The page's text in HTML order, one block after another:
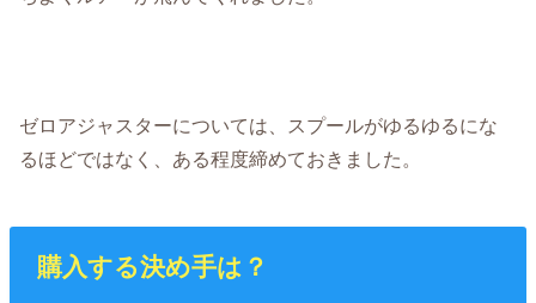
ゼロアジャスターについては、スプールがゆるゆるにな
るほどではなく、ある程度締めておきました。
購入する決め手は？